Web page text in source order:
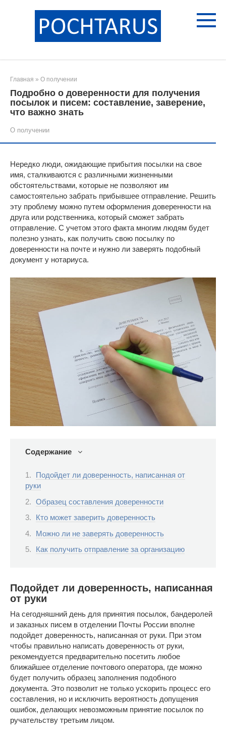
Главная » О получении
Подробно о доверенности для получения
посылок и писем: составление, заверение,
что важно знать
О получении
Нередко люди, ожидающие прибытия посылки на свое
имя, сталкиваются с различными жизненными
обстоятельствами, которые не позволяют им
самостоятельно забрать прибывшее отправление. Решить
эту проблему можно путем оформления доверенности на
друга или родственника, который сможет забрать
отправление. С учетом этого факта многим людям будет
полезно узнать, как получить свою посылку по
доверенности на почте и нужно ли заверять подобный
документ у нотариуса.
Содержание
Подойдет ли доверенность, написанная от
руки
Образец составления доверенности
Кто может заверить доверенность
Можно ли не заверять доверенность
Как получить отправление за организацию
Подойдет ли доверенность, написанная
от руки
На сегодняшний день для принятия посылок, бандеролей
и заказных писем в отделении Почты России вполне
подойдет доверенность, написанная от руки. При этом
чтобы правильно написать доверенность от руки,
рекомендуется предварительно посетить любое
ближайшее отделение почтового оператора, где можно
будет получить образец заполнения подобного
документа. Это позволит не только ускорить процесс его
составления, но и исключить вероятность допущения
ошибок, делающих невозможным принятие посылок по
ручательству третьим лицом.